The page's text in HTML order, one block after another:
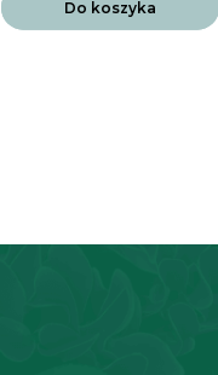
Do koszyka